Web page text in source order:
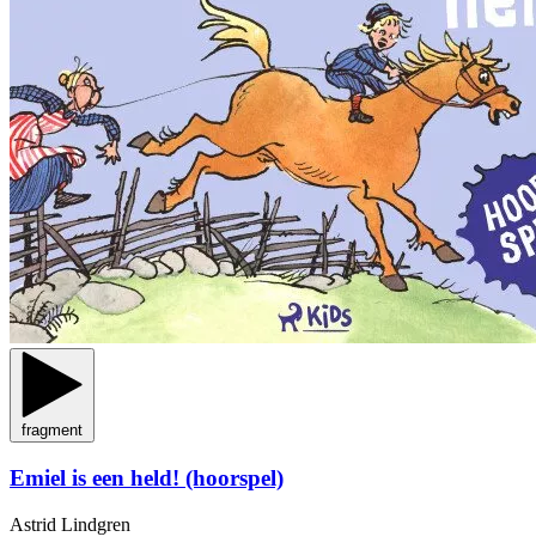
fragment
Emiel is een held! (hoorspel)
Astrid Lindgren